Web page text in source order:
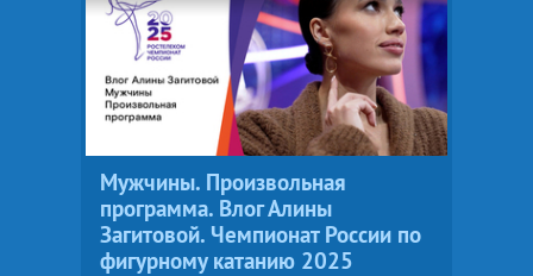
Мужчины. Произвольная
программа. Влог Алины
Загитовой. Чемпионат России по
фигурному катанию 2025